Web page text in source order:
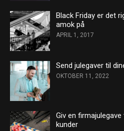
Black Friday er det
amok på
APRIL 1, 2017
Send julegaver til
OKTOBER 11, 2022
Giv en
kunder